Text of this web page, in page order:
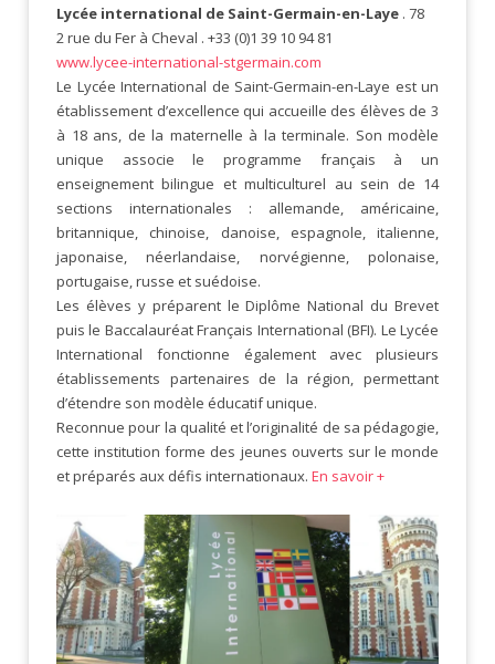
Lycée international de Saint-Germain-en-Laye . 78
2 rue du Fer à Cheval . +33 (0)1 39 10 94 81
www.lycee-international-stgermain.com
Le Lycée International de Saint-Germain-en-Laye est un
établissement d’excellence qui accueille des élèves de 3
à 18 ans, de la maternelle à la terminale. Son modèle
unique associe le programme français à un
enseignement bilingue et multiculturel au sein de 14
sections internationales : allemande, américaine,
britannique, chinoise, danoise, espagnole, italienne,
japonaise, néerlandaise, norvégienne, polonaise,
portugaise, russe et suédoise.
Les élèves y préparent le Diplôme National du Brevet
puis le Baccalauréat Français International (BFI). Le Lycée
International fonctionne également avec plusieurs
établissements partenaires de la région, permettant
d’étendre son modèle éducatif unique.
Reconnue pour la qualité et l’originalité de sa pédagogie,
cette institution forme des jeunes ouverts sur le monde
et préparés aux défis internationaux. En savoir +